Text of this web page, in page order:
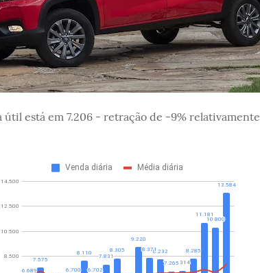
útil está em 7.206 - retração de -9%